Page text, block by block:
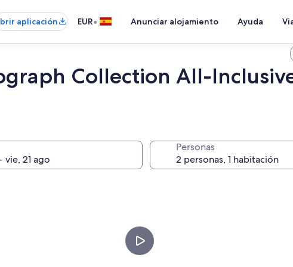
aplicación EUR• Anunciar alojamiento Ayuda
Collection All-
Personas